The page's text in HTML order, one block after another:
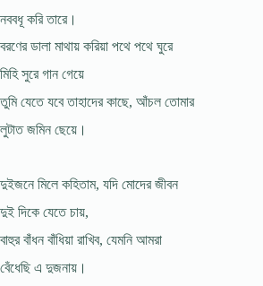
নববধূ করি তারে।
বরণের ডালা মাথায় করিয়া পথে পথে ঘুরে
মিহি সুরে গান গেয়ে
তুমি যেতে যবে তাহাদের কাছে, আঁচল তোমার
লুটাত জমিন ছেয়ে।
দুইজনে মিলে কহিতাম, যদি মোদের জীবন
দুই দিকে যেতে চায়,
বাহুর বাঁধন বাঁধিয়া রাখিব, যেমনি আমরা
বেঁধেছি এ দুজনায়।